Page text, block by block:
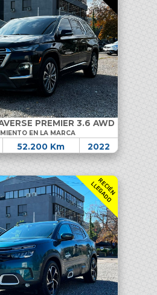
PREMIER 3.6 AWD
EN LA MARCA
52.200 Km 2022
R
E
C
I
É
N
L
L
E
G
A
D
O